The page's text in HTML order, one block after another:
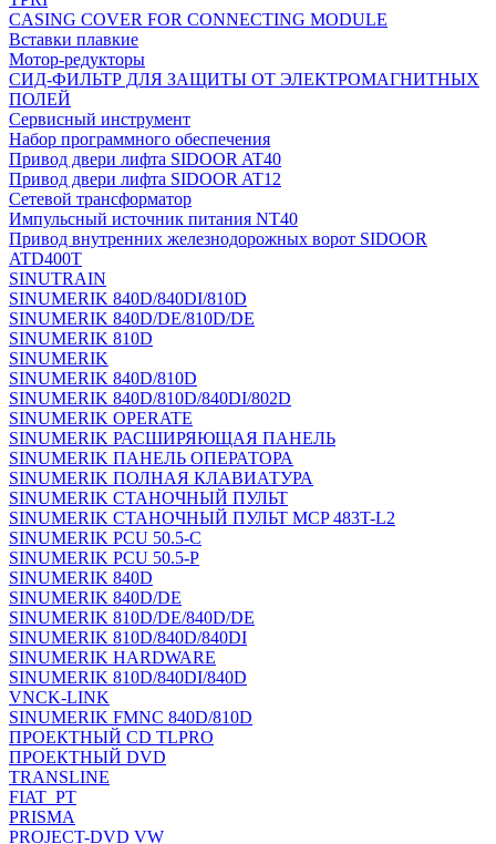
CASING COVER FOR CONNECTING MODULE
Вставки плавкие
Мотор-редукторы
СИД-ФИЛЬТР ДЛЯ ЗАЩИТЫ ОТ ЭЛЕКТРОМАГНИТНЫХ
ПОЛЕЙ
Сервисный инструмент
Набор программного обеспечения
Привод двери лифта SIDOOR AT40
Привод двери лифта SIDOOR AT12
Сетевой трансформатор
Импульсный источник питания NT40
Привод внутренних железнодорожных ворот SIDOOR
ATD400T
SINUTRAIN
SINUMERIK 840D/840DI/810D
SINUMERIK 840D/DE/810D/DE
SINUMERIK 810D
SINUMERIK
SINUMERIK 840D/810D
SINUMERIK 840D/810D/840DI/802D
SINUMERIK OPERATE
SINUMERIK РАСШИРЯЮЩАЯ ПАНЕЛЬ
SINUMERIK ПАНЕЛЬ ОПЕРАТОРА
SINUMERIK ПОЛНАЯ КЛАВИАТУРА
SINUMERIK СТАНОЧНЫЙ ПУЛЬТ
SINUMERIK СТАНОЧНЫЙ ПУЛЬТ MCP 483T-L2
SINUMERIK PCU 50.5-C
SINUMERIK PCU 50.5-P
SINUMERIK 840D
SINUMERIK 840D/DE
SINUMERIK 810D/DE/840D/DE
SINUMERIK 810D/840D/840DI
SINUMERIK HARDWARE
SINUMERIK 810D/840DI/840D
VNCK-LINK
SINUMERIK FMNC 840D/810D
ПРОЕКТНЫЙ CD TLPRO
ПРОЕКТНЫЙ DVD
TRANSLINE
FIAT_PT
PRISMA
PROJECT-DVD VW